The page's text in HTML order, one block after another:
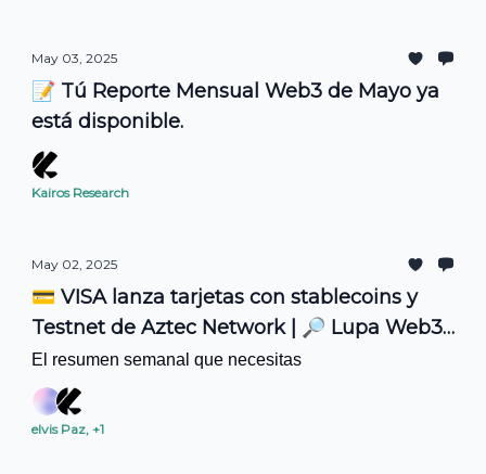
May 03, 2025
📝 Tú Reporte Mensual Web3 de Mayo ya
está disponible.
Kairos Research
May 02, 2025
💳 VISA lanza tarjetas con stablecoins y
Testnet de Aztec Network | 🔎 Lupa Web3
#18
El resumen semanal que necesitas
elvis Paz, +1